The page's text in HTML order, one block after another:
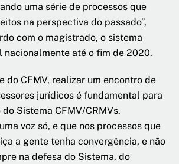
uma série de processos que
na perspectiva do passado”,
com o magistrado, o sistema
nacionalmente até o fim de 2020.
do CFMV, realizar um encontro de
jurídicos é fundamental para
Sistema CFMV/CRMVs.
voz só, e que nos processos que
a gente tenha convergência, e não
na defesa do Sistema, do